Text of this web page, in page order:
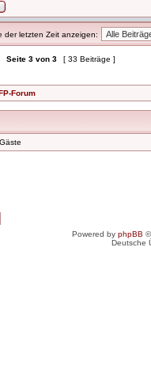
der letzten Zeit anzeigen:
Seite 3 von 3 [ 33 Beiträge ]
Forum
Powered by phpBB
Deutsche